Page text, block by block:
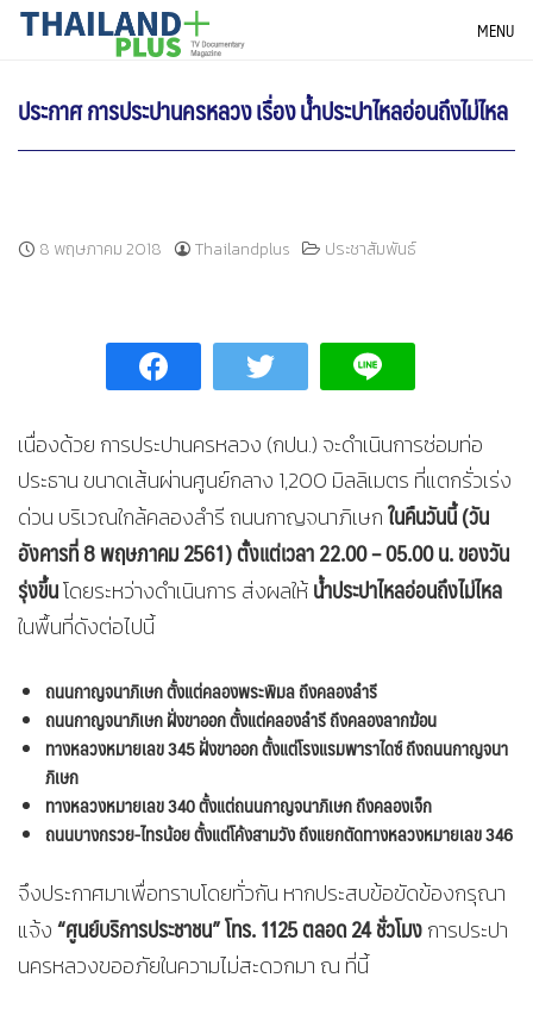
SkipTHAILANDPLUS NEWS MENU
ประกาศ การประปานครหลวง เรื่อง น้ำประปาไหลอ่อนถึงไม่ไหล
8 พฤษภาคม 2018 Thailandplus ประชาสัมพันธ์
เนื่องด้วย การประปานครหลวง (กปน.) จะดำเนินการซ่อมท่อ
ประธาน ขนาดเส้นผ่านศูนย์กลาง 1,200 มิลลิเมตร ที่แตกรั่วเร่ง
ด่วน บริเวณใกล้คลองลำรี ถนนกาญจนาภิเษกในคืนวันนี้ (วัน
อังคารที่ 8 พฤษภาคม 2561) ตั้งแต่เวลา 22.00 – 05.00 น. ของวัน
รุ่งขึ้นโดยระหว่างดำเนินการ ส่งผลให้น้ำประปาไหลอ่อนถึงไม่ไหล
ในพื้นที่ดังต่อไปนี้
ถนนกาญจนาภิเษก ตั้งแต่คลองพระพิมล ถึงคลองลำรี
ถนนกาญจนาภิเษก ฝั่งขาออก ตั้งแต่คลองลำรี ถึงคลองลากฆ้อน
ทางหลวงหมายเลข 345 ฝั่งขาออก ตั้งแต่โรงแรมพาราไดซ์ ถึงถนนกาญจนา
ภิเษก
ทางหลวงหมายเลข 340 ตั้งแต่ถนนกาญจนาภิเษก ถึงคลองเจ็ก
ถนนบางกรวย-ไทรน้อย ตั้งแต่โค้งสามวัง ถึงแยกตัดทางหลวงหมายเลข 346
จึงประกาศมาเพื่อทราบโดยทั่วกัน หากประสบข้อขัดข้องกรุณา
แจ้ง“ศูนย์บริการประชาชน” โทร. 1125ตลอด 24 ชั่วโมงการประปา
นครหลวงขออภัยในความไม่สะดวกมา ณ ที่นี้